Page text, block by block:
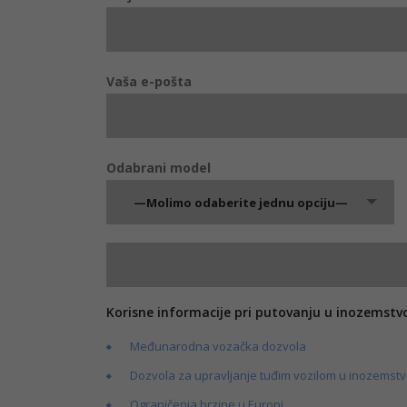
Vaša e-pošta
Odabrani model
—Molimo odaberite jednu opciju—
Korisne informacije pri putovanju u
Međunarodna vozačka dozvola
Dozvola za upravljanje tuđim vozilom u